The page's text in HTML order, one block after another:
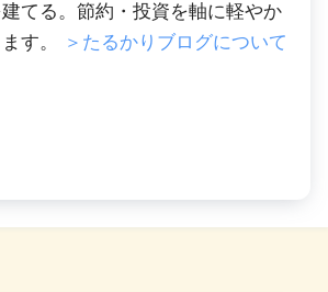
てる。節約・投資を軸に軽やか
す。
＞たるかりブログについて